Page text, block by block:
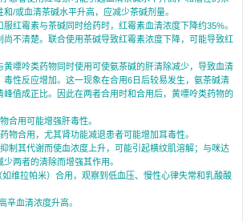
/或血清茶碱水平升高，应减少茶碱剂量。
红霉素与茶碱同时给药时，红霉素血清浓度下降约35%。
尚不清楚。联合使用茶碱导致红霉素浓度下降，可能导致红
黄嘌呤类药物同时使用可使氨茶碱的肝清除减少，导致血清
毒性反应增加。这一现象在合用6日后较易发生，氨茶碱清
峰值成正比。因此在两者合用时和合用后，黄嘌呤类药物的
合用可能增强肝毒性。
物合用，尤其肾功能减退患者可能增加耳毒性。
制其代谢而使血浓度上升，可能引起横纹肌溶解；与咪达
两者的清除而增强其作用。
维拉帕米）合用，观察到低血压、慢性心律失常和乳酸酸
辛血清浓度升高。